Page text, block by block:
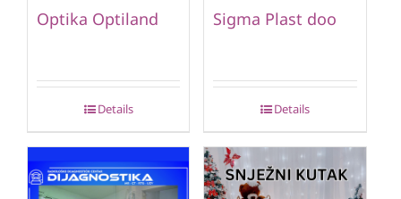
Optika Optiland
Details
Sigma Plast doo
Details